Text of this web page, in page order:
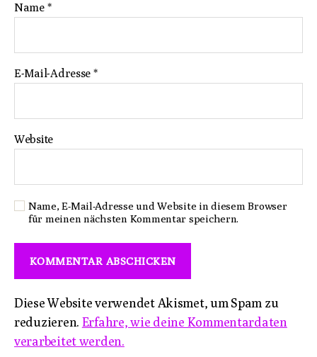
Name *
E-Mail-Adresse *
Website
Name, E-Mail-Adresse und Website in diesem Browser
für meinen nächsten Kommentar speichern.
Diese Website verwendet Akismet, um Spam zu
reduzieren. Erfahre, wie deine Kommentardaten
verarbeitet werden.